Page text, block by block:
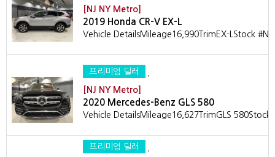
[NJ NY Metro]
2019 Honda CR-V EX-L
Vehicle DetailsMileage16,990TrimEX-LStock
프리미엄 딜러
[NJ NY Metro]
2020 Mercedes-Benz GLS 580
Vehicle DetailsMileage16,627TrimGLS 580Stock
프리미엄 딜러